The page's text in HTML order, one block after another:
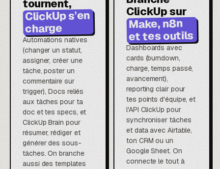
tournent,
ClickUp s'en
charge
Automations natives
(changer un statut,
assigner, créer une
tâche, poster un
commentaire sur
trigger), Docs reliés
aux tâches pour ta
doc et tes specs, et
ClickUp Brain pour
résumer, rédiger et
générer des sous-
tâches. On branche
aussi des templates
ClickUp sur
Make, n8n
et tes outils
Dashboards avec
cards (burndown,
charge, temps passé,
avancement),
reporting clair pour
tes points d'équipe, et
l'API ClickUp pour
synchroniser tâches
et data avec Airtable,
ton CRM ou un
Google Sheet. On
connecte le tout à